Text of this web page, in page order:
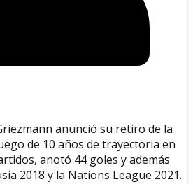
anunció su retiro de la
de 10 años de trayectoria en
anotó 44 goles y además
2018 y la Nations League 2021.